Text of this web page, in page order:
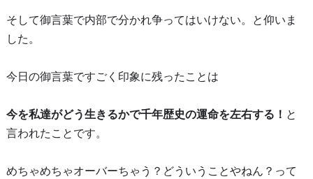
そして御言葉で内部で分かれ争ってはいけない。と仰いま
した。
今日の御言葉ですごく印象に残ったことは
今を私達がどう生きるかで千年歴史の運命を左右する！ と
言われたことです。
めちゃめちゃオーバーちゃう？どういうことやねん？って